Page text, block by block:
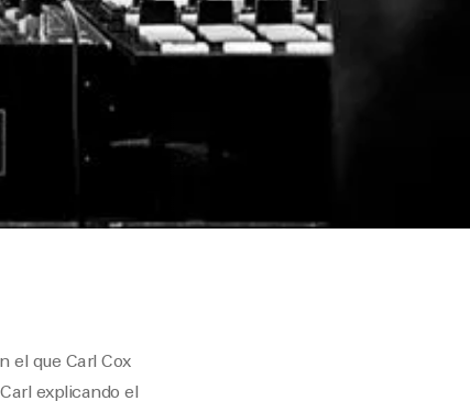
el que Carl Cox
explicando el